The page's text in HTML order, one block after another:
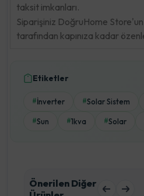
taksit imkanları.
Siparişiniz DoğruHome
tarafından kapınıza kadar
Etiketler
#İnverter #Solar Sistem
#Sun #1kva #Solar
Önerilen Diğer